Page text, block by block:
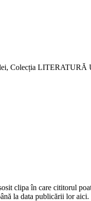
lei, Colecția
clipa în care cititorul
la data publicării lor